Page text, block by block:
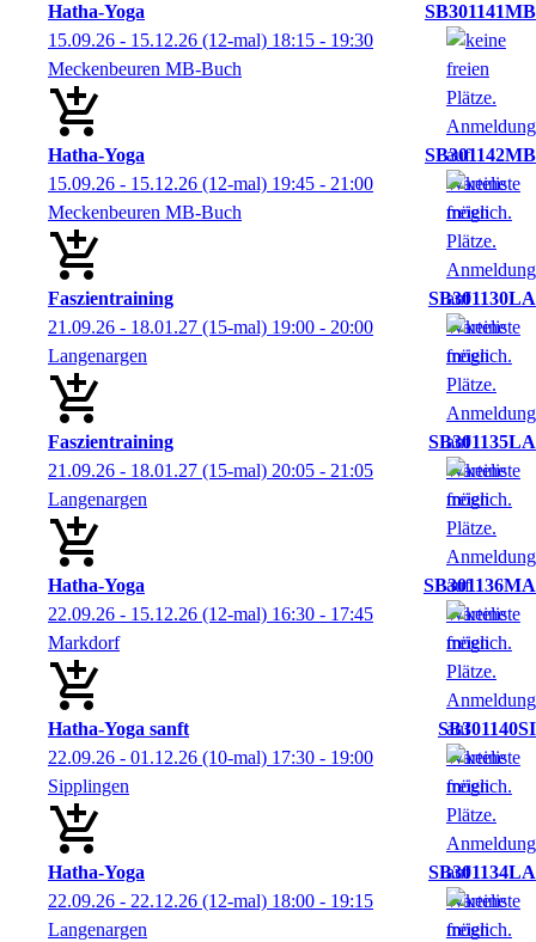
Hatha-Yoga
SB301141MB
15.09.26 - 15.12.26 (12-mal) 18:15 - 19:30
Meckenbeuren MB-Buch
Hatha-Yoga
SB301142MB
15.09.26 - 15.12.26 (12-mal) 19:45 - 21:00
Meckenbeuren MB-Buch
Faszientraining
SB301130LA
21.09.26 - 18.01.27 (15-mal) 19:00 - 20:00
Langenargen
Faszientraining
SB301135LA
21.09.26 - 18.01.27 (15-mal) 20:05 - 21:05
Langenargen
Hatha-Yoga
SB301136MA
22.09.26 - 15.12.26 (12-mal) 16:30 - 17:45
Markdorf
Hatha-Yoga sanft
SB301140SI
22.09.26 - 01.12.26 (10-mal) 17:30 - 19:00
Sipplingen
Hatha-Yoga
SB301134LA
22.09.26 - 22.12.26 (12-mal) 18:00 - 19:15
Langenargen